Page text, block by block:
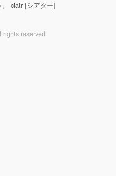
ciatr [シアター]
reserved.